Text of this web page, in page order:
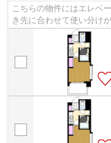
こちらの物件にはエレベ
き先に合わせて使い分け
プの物件です。落ち着い